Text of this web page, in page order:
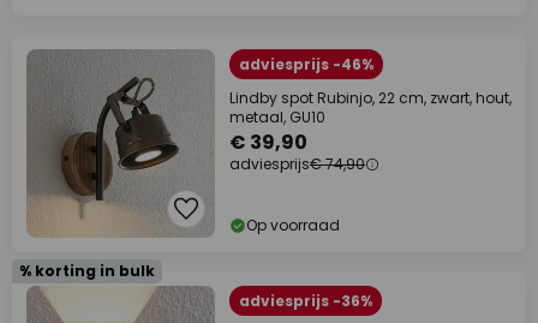
adviesprijs -46%
Lindby spot Rubinjo, 22 cm, zwart, hout,
metaal, GU10
€ 39,90
adviesprijs€ 74,90
Op voorraad
% korting in bulk
adviesprijs -36%